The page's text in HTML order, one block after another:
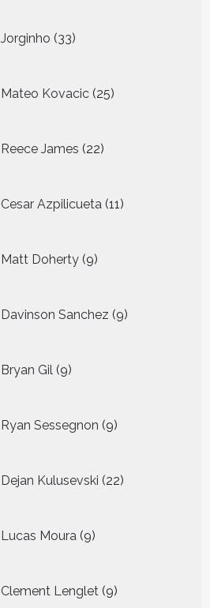
Jorginho 33
producten
Mateo Kovacic 25
producten
Reece James 22
producten
Cesar Azpilicueta 11
producten
Matt Doherty 9
producten
Davinson Sanchez 9
producten
Bryan Gil 9
producten
Ryan Sessegnon 9
producten
Dejan Kulusevski 22
producten
Lucas Moura 9
producten
Clement Lenglet 9
producten